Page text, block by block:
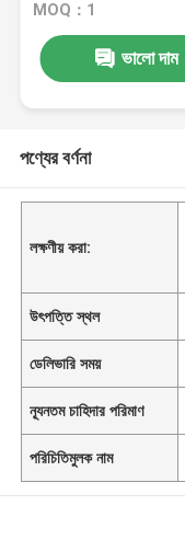
MOQ：1
ভালো দাম
পণ্যের বর্ণনা
লক্ষণীয় করা:
উৎপত্তি স্থল
ডেলিভারি সময়
ন্যূনতম চাহিদার পরিমাণ
পরিচিতিমুলক নাম